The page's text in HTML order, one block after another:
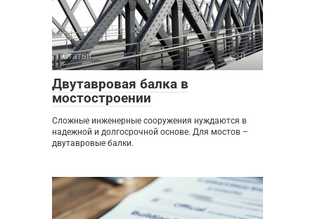
Статьи 0
Двутавровая балка в
мостостроении
Сложные инженерные сооружения нуждаются в
надежной и долгосрочной основе. Для мостов –
двутавровые балки.